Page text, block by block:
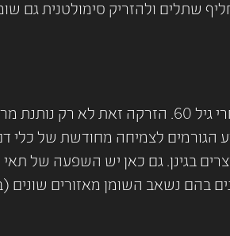
שתלים ולהזריק סימולטנית גם
הזרקת שומן לפנים – בעת איבוד נפח בזקנה נעשת ב- 80%
הגורמים לצמיחה מחודשת של כלי
בגינן. גם כאן יש השפעה של
נשאב השומן מאזורים שונים